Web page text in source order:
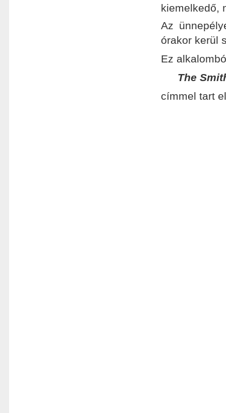
kiemelkedő,
Az
órakor kerül
Ez
The
címmel tart